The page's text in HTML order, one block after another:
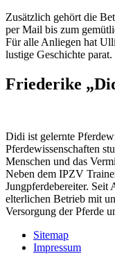
Zusätzlich gehört die
per Mail bis zum
Für alle Anliegen hat
lustige Geschichte parat.
Friederike
Didi ist gelernte
Pferdewissenschaften
Menschen und das
Neben dem IPZV
Jungpferdebereiter. Seit
elterlichen Betrieb mit
Versorgung der Pferde
Sitemap
Impressum